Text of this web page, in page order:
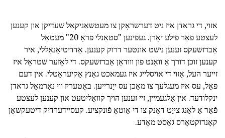
אזוי, די גראדן איז ניט דערשראָקן צו מעטשאַניקאַל שעדיקן און קענען
לעצטע פֿאַר פילע יאָרן. געפינען "סטאַנלי פּראָ 20" מעטאַל
אַבדזשעקס זענען נישט אונטער דרוק קענען. אַדדיטיאָנאַללי, איר
קענען זוכן דורך אַ וואַנט פון ווודאַן אַבדזשעקס. די לאַזער שטראַל איז
זייער העל, אַזוי די אויסלייג איז געמאכט גאַנץ אַקיעראַטלי. אין דעם
פאַל, עס איז מעגלעך צו מאַכן עס ייַנרייען. באַטעריז ווי נאָרמאַל גראדן
ינקלודעד. אין אַלגעמיין, זיי זענען הויך קוואַליטעט און קענען לעצטע
פֿאַר אַ לאַנג צייַט דאַנק צו די אַוטאָ פֿונקציע. קעסיידערדיק דיטעקשאַן
קאָנדוקטאָרס גאַסט מאָדע.